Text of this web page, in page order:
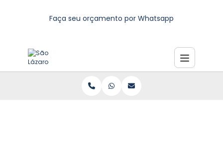
Faça seu orçamento por Whatsapp